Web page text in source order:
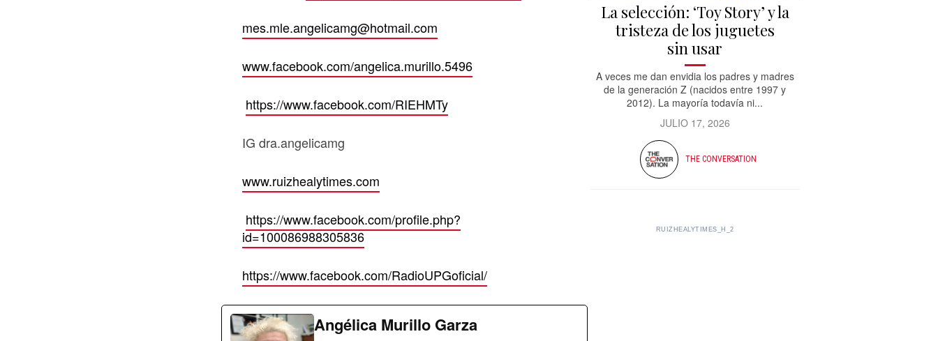
mes.mle.angelicamg@hotmail.com
www.facebook.com/angelica.murillo.5496
https://www.facebook.com/RIEHMTy
IG dra.angelicamg
www.ruizhealytimes.com
https://www.facebook.com/profile.php?
id=100086988305836
https://www.facebook.com/RadioUPGoficial/
Angélica Murillo Garza
La selección: ‘Toy Story’ y la
tristeza de los juguetes
sin usar
A veces me dan envidia los padres y madres
de la generación Z (nacidos entre 1997 y
2012). La mayoría todavía ni...
JULIO 17, 2026
THE CONVERSATION
RUIZHEALYTIMES_H_2